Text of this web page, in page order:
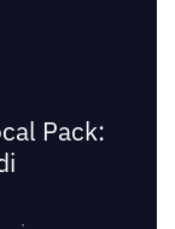
Pack: